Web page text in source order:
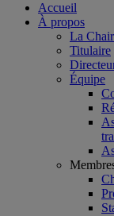
Accueil
À propos
La
Titulaire
Équipe